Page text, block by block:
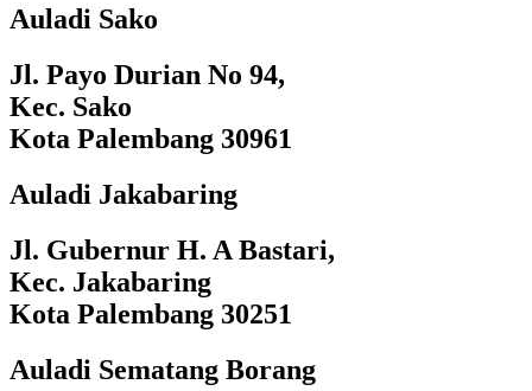
Auladi Sako
Jl. Payo Durian No 94,
Kec. Sako
Kota Palembang 30961
Auladi Jakabaring
Jl. Gubernur H. A Bastari,
Kec. Jakabaring
Kota Palembang 30251
Auladi Sematang Borang